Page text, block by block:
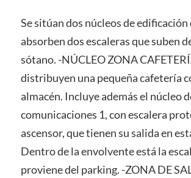
Se sitúan dos núcleos de edificación
absorben dos escaleras que suben
sótano. -NÚCLEO ZONA
distribuyen una pequeña cafetería
almacén. Incluye además el núcleo
comunicaciones 1, con escalera
ascensor, que tienen su salida en
Dentro de la envolvente está la
proviene del parking. -ZONA DE